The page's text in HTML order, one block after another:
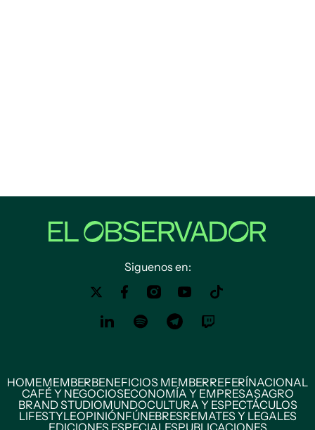
Siguenos en:
HOMEMEMBERBENEFICIOS MEMBERREFERÍNACIONAL
CAFÉ Y NEGOCIOSECONOMÍA Y EMPRESASAGRO
BRAND STUDIOMUNDOCULTURA Y ESPECTÁCULOS
LIFESTYLEOPINIÓNFÚNEBRESREMATES Y LEGALES
EDICIONES ESPECIALESPUBLICACIONES